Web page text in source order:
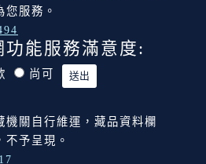
您服務。
功能服務滿意度:
尚可
機關自行維運，藏品資料欄
予呈現。